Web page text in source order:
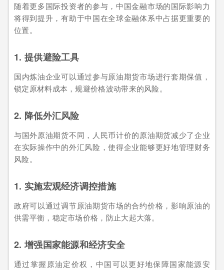
随着更多国际投资者的参与，中国金融市场的国际影响力
将得到提升，有助于中国在全球金融体系中占据更重要的
位置。
1. 提供避险工具
国内炼油企业可以通过参与原油期货市场进行套期保值，
锁定原材料成本，规避价格波动带来的风险。
2. 降低外汇风险
与国外原油期货不同，人民币计价的原油期货减少了企业
在实际操作中的外汇风险，使得企业能够更好地管理财务
风险。
1. 实施宏观经济调控措施
政府可以通过调节原油期货市场的合约价格，影响原油的
供需平衡，稳定市场价格，防止大起大落。
2. 增强国家能源和经济安全
通过掌握原油定价权，中国可以更好地保障国家能源安